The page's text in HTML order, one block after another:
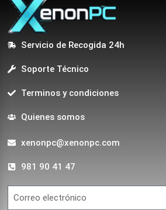
Servicio de Recogida 24h
Soporte Técnico
Terminos y condiciones
Quienes somos
xenonpc@xenonpc.com
981 90 41 47